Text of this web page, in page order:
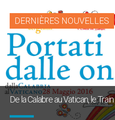
DERNIÈRES NOUVELLES
De la Calabre au Vatican, le